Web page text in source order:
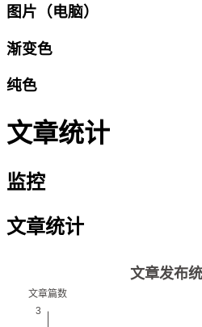
图片（电脑）
渐变色
纯色
文章统计
监控
文章统计